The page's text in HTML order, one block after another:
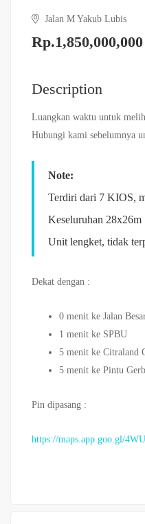
Jalan M Yakub Lubis
Rp.1,850,000,000
Description
Luangkan waktu untuk
Hubungi kami sebelumnya
Note:
Terdiri dari 7 KIOS,
Keseluruhan 28x26m
Unit lengket, tidak
Dekat dengan :
0 menit ke Jalan
1 menit ke SPBU
5 menit ke Citraland
5 menit ke Pintu
Pin dipasang :
https://maps.app.goo.gl/